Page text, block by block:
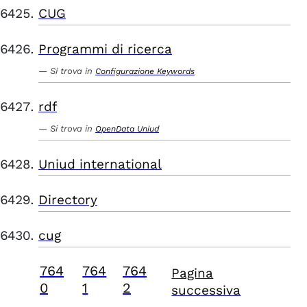
CUG
Programmi di ricerca
Si trova in Configurazione Keywords
rdf
Si trova in OpenData Uniud
Uniud international
Directory
cug
764
0
764
1
764
2
Pagina
successiva